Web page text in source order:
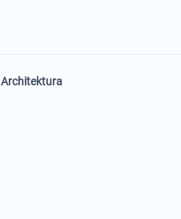
Architektura